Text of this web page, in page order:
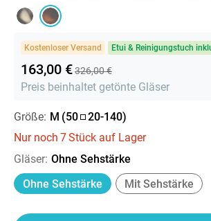
Kostenloser Versand Etui & Reinigungstuch
163,00 €326,00 €
Preis beinhaltet getönte Gläser
Größe: M (50 20-140)
Nur noch 7Stück auf Lager
Gläser: Ohne Sehstärke
Ohne Sehstärke
Mit Sehstärke